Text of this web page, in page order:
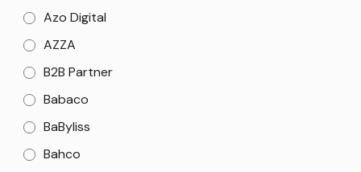
Azo Digital
AZZA
B2B Partner
Babaco
BaByliss
Bahco